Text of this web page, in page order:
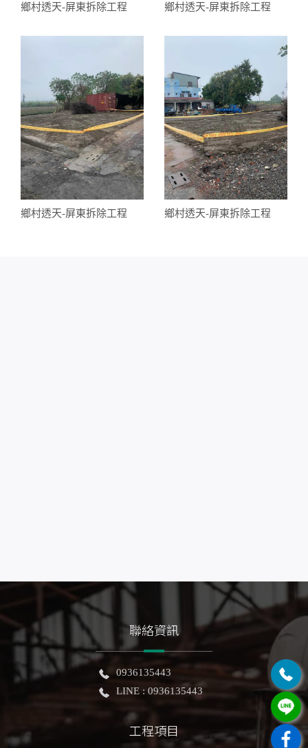
鄉村透天-屏東拆除工程 鄉村透天-屏東拆除工程
鄉村透天-屏東拆除工程 鄉村透天-屏東拆除工程
聯絡資訊
0936135443
LINE : 0936135443
工程項目